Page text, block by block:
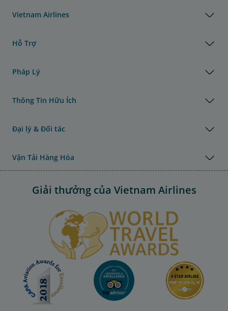
Vietnam Airlines
Hỗ Trợ
Pháp Lý
Thông Tin Hữu Ích
Đại lý & Đối tác
Vận Tải Hàng Hóa
Giải thưởng của Vietnam Airlines